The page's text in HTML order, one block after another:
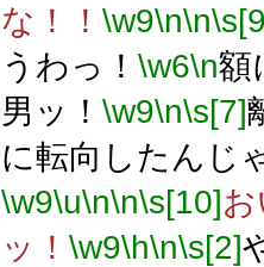
な！！ \w9\n\n
うわっ！ \w6\n額
男ッ！ \w9\n\s[7]
に転向したんじ
\w9\u\n\n\s[10]
ッ！ \w9\h\n\s[2]